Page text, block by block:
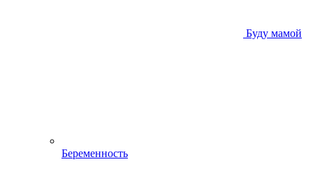
Буду мамой
Беременность